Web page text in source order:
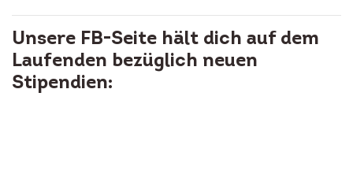
Unsere FB-Seite hält dich auf dem
Laufenden bezüglich neuen
Stipendien: